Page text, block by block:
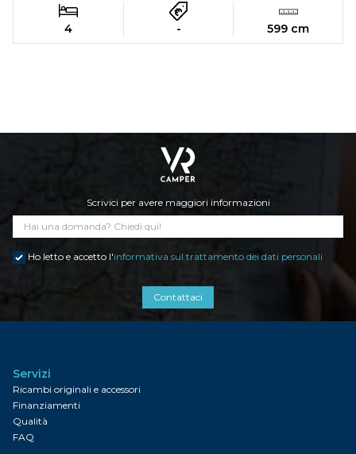
4 - 599 cm
Scrivici per avere maggiori informazioni
Ho letto e accetto l'informativa sul trattamento dei dati personali
Contattaci
Servizi
Ricambi originali e accessori
Finanziamenti
Qualità
FAQ